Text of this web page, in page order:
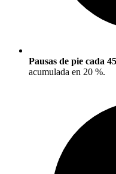
Pausas de pie cada
acumulada en 20 %.